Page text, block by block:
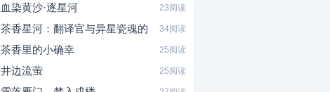
血染黄沙·逐星河 23阅读
茶香星河：翻译官与异星瓷魂的 34阅读
茶香里的小确幸 25阅读
井边流萤 25阅读